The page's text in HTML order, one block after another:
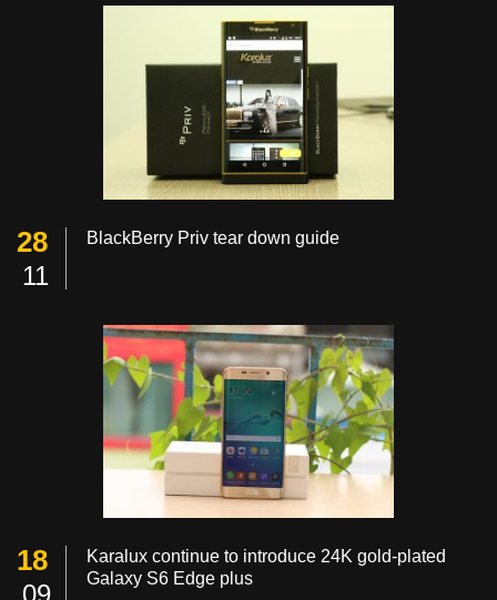
28
11
BlackBerry Priv tear down guide
18
09
Karalux continue to introduce 24K gold-plated
Galaxy S6 Edge plus